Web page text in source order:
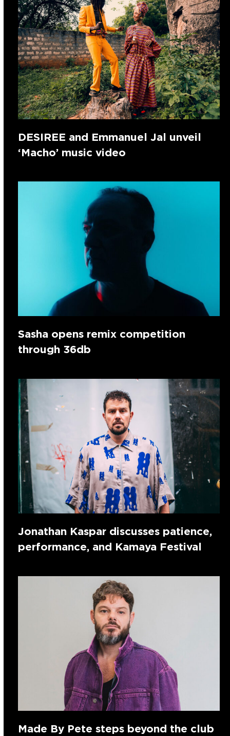
DESIREE and Emmanuel Jal unveil
‘Macho’ music video
Sasha opens remix competition
through 36db
Jonathan Kaspar discusses patience,
performance, and Kamaya Festival
Made By Pete steps beyond the club